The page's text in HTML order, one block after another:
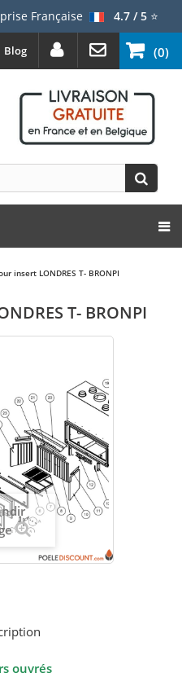
Française 4.7 / 5⭐
(0)
Blog
insert LONDRES T- BRONPI
T- BRONPI
ouvrés